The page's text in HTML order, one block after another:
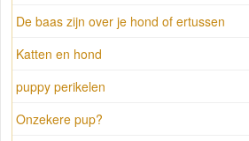
De baas zijn over je hond of ertussen
Katten en hond
puppy perikelen
Onzekere pup?